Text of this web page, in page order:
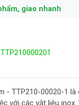
giao nhanh
TTP210000201
- TTP210-00020-1 là
với các vật liệu inox.